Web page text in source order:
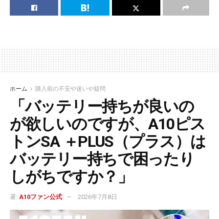
ホーム 購入前の不安や迷いや疑問
「バッテリー持ちが良いの
が欲しいのですが、A10ピス
トンSA ＋PLUS（プラス）は
バッテリー持ちで困ったり
しがちですか？」
著: A10ファン公式 2026年7月8日